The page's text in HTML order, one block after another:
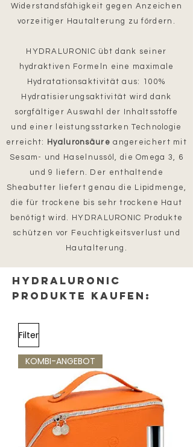
Widerstandsfähigkeit gegen Anzeichen
vorzeitiger Hautalterung zu fördern.
HYDRALURONIC übt dank seiner
hydraktiven Formeln eine maximale
Hydratationsaktivität aus: 100%
Hydratisierungsaktivität wird dank
sorgfältiger Auswahl der Inhaltsstoffe
und einer leistungsstarken Technologie
erreicht:
Hyaluronsäureangereichert mit
Sesam- und Haselnussöl, die Omega 3, 6
und 9 liefern. Der enthaltende
Sheabutter liefert genau die Lipidmenge,
die für trockene bis sehr trockene Haut
benötigt wird. HYDRALURONIC Produkte
schützen vor Feuchtigkeitsverlust und
Hautalterung.
HYDRALURONIC
Produkte kaufen:
Filter
KOMBI-ANGEBOT